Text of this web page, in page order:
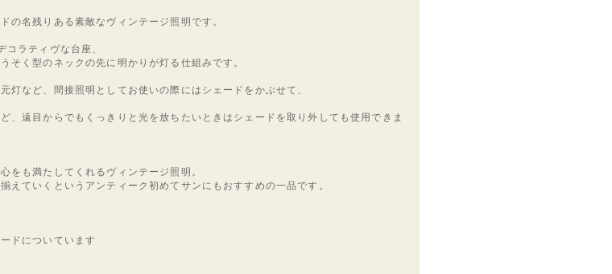
の名残りある素敵なヴィンテージ照明です。
コラティヴな台座、
そく型のネックの先に明かりが灯る仕組みです。
灯など、間接照明としてお使いの際にはシェードをかぶせて、
、遠目からでもくっきりと光を放ちたいときはシェードを取り外しても使用できま
をも満たしてくれるヴィンテージ照明。
えていくというアンティーク初めてサンにもおすすめの一品です。
ドについています